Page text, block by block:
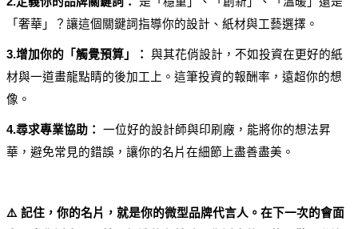
「奢華」？讓這個關鍵詞指導你的設計、紙材與工藝選擇。
3.增加你的「觸覺預算」：
與其花俏設計，不如投資在更好的紙
材與一道畫龍點睛的後加工上。這筆投資的報酬率，遠超你的想
像。
4.尋求專業協助：
一位好的設計師與印刷廠，能將你的想法昇
華，避免常見的錯誤，讓你的名片在細節上盡善盡美。
⚠️ 記住，你的名片，就是你的微型品牌代言人。在下一次的會面